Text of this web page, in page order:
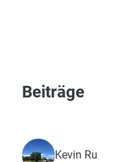
Beiträge
Kevin Ru